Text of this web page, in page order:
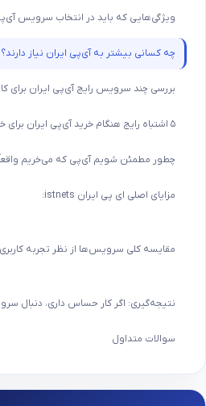
ویژگی‌هایی که باید در انتخاب سرویس
چه کسانی بیشتر به آی‌پی ایران نیاز دارند؟
بررسی چند سرویس رایج آی‌پی ایران برای
۵ اشتباه رایج هنگام خرید آی‌پی ایران برای خارج کشور
چطور مطمئن شویم آی‌پی که می‌خریم واقعاً
مزایای اصلی ای پی ایران istnets:
مقایسه کلی سرویس‌ها از نظر تجربه کاربری
نتیجه‌گیری: اگر کار حساس داری،
سوالات متداول